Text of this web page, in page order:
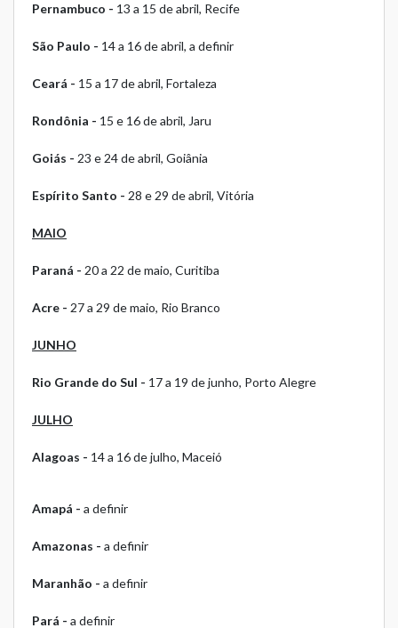
Pernambuco - 13 a 15 de abril, Recife
São Paulo - 14 a 16 de abril, a definir
Ceará - 15 a 17 de abril, Fortaleza
Rondônia - 15 e 16 de abril, Jaru
Goiás - 23 e 24 de abril, Goiânia
Espírito Santo - 28 e 29 de abril, Vitória
MAIO
Paraná - 20 a 22 de maio, Curitiba
Acre - 27 a 29 de maio, Rio Branco
JUNHO
Rio Grande do Sul - 17 a 19 de junho, Porto Alegre
JULHO
Alagoas - 14 a 16 de julho, Maceió
Amapá - a definir
Amazonas - a definir
Maranhão - a definir
Pará - a definir